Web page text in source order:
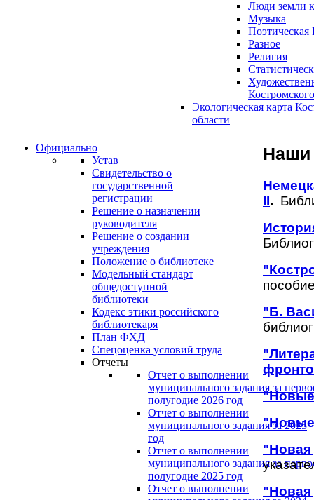
Люди земли
Музыка
Поэтическая
Разное
Религия
Экологическая карта
области
Официально
Устав
Свидетельство о
государственной
регистрации
Решение о назначении
руководителя
Решение о создании
учреждения
Положение о библиотеке
Модельный стандарт
общедоступной
библиотеки
Кодекс этики российского
библиотекаря
План ФХД
Спецоценка условий труда
Отчеты
Отчет о выполнении
муниципального задания за
полугодие 2026 год
Отчет о выполнении
муниципального задания за 2025
год
Отчет о выполнении
муниципального задания за
полугодие 2025 год
Отчет о выполнении
Наши
II.
"Б.
"Новые
"Новые
"Новая
"Новая